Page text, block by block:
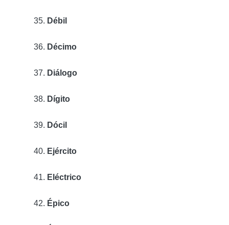
Débil
Décimo
Diálogo
Dígito
Dócil
Ejército
Eléctrico
Épico